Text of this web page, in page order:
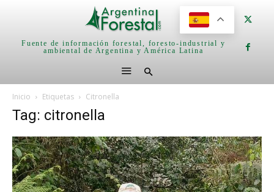
Fuente de información forestal, foresto-industrial y
ambiental de Argentina y América Latina
Inicio Etiquetas Citronella
Tag: citronella